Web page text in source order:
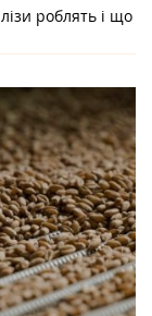
роблять і що